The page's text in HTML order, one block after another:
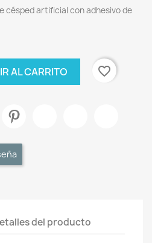
césped artificial con adhesivo de
AL CARRITO favorite_border
del producto